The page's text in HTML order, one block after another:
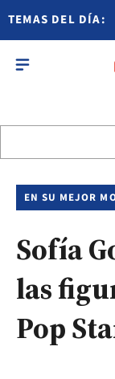
TEMAS DEL DÍA:
EN SU MEJOR
Sofía
las
Pop